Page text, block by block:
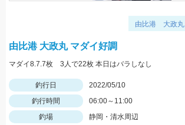
由比港 大政丸
由比港 大政丸 マダイ好調
マダイ8.7.7枚 3人で22枚 本日はバラしなし
釣行日
2022/05/10
釣行時間
06:00～11:00
釣場
静岡・清水周辺